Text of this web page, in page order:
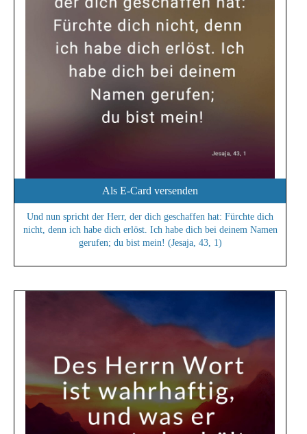
Als E-Card versenden
Und nun spricht der Herr, der dich geschaffen hat: Fürchte dich
nicht, denn ich habe dich erlöst. Ich habe dich bei deinem Namen
gerufen; du bist mein! (Jesaja, 43, 1)